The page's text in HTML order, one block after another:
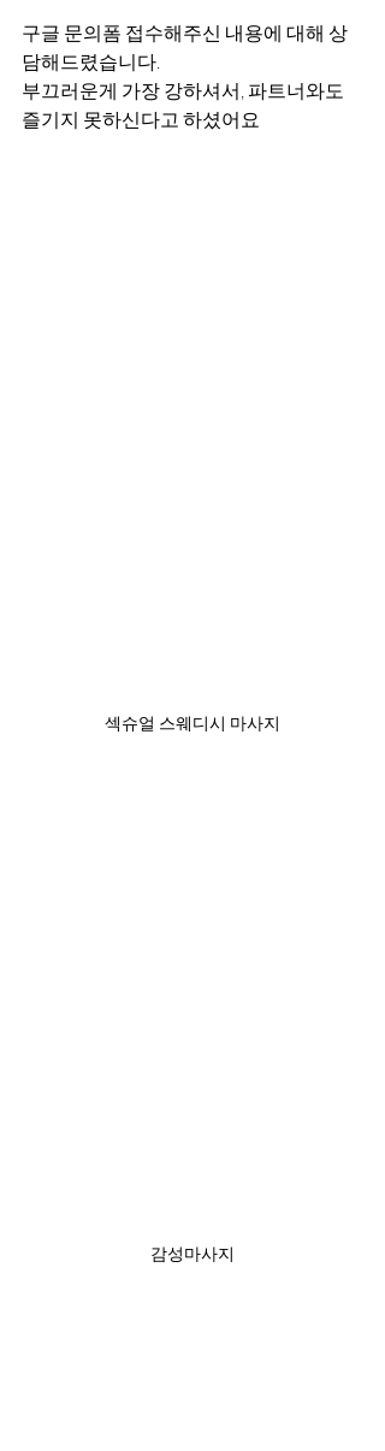
구글 문의폼 접수해주신 내용에 대해 상
담해드렸습니다.
부끄러운게 가장 강하셔서, 파트너와도
즐기지 못하신다고 하셨어요
섹슈얼 스웨디시 마사지
감성마사지